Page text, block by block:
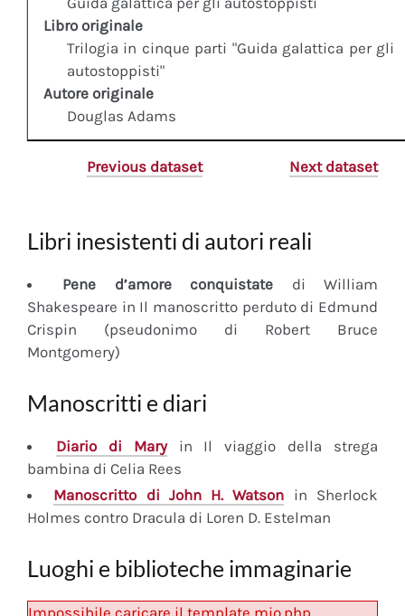
Libro originale
Trilogia in cinque parti "Guida galattica per gli
autostoppisti"
Autore originale
Douglas Adams
Previous dataset Next dataset
Libri inesistenti di autori reali
Pene d’amore conquistate di William
Shakespeare in Il manoscritto perduto di Edmund
Crispin (pseudonimo di Robert Bruce
Montgomery)
Manoscritti e diari
Diariodi Maryin Il viaggio della strega
bambina di Celia Rees
Manoscritto di John H. Watson in Sherlock
Holmes contro Dracula di Loren D. Estelman
Luoghi e biblioteche immaginarie
Impossibile caricare il template mio.php